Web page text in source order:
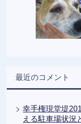
最近のコメント
幸手権現堂堤
える駐車場状況